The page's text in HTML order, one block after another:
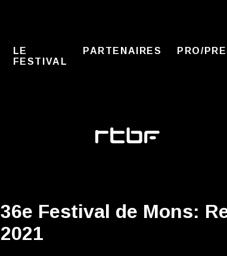
LE
FESTIVAL
PARTENAIRES PRO/
36e Festival de Mons:
2021